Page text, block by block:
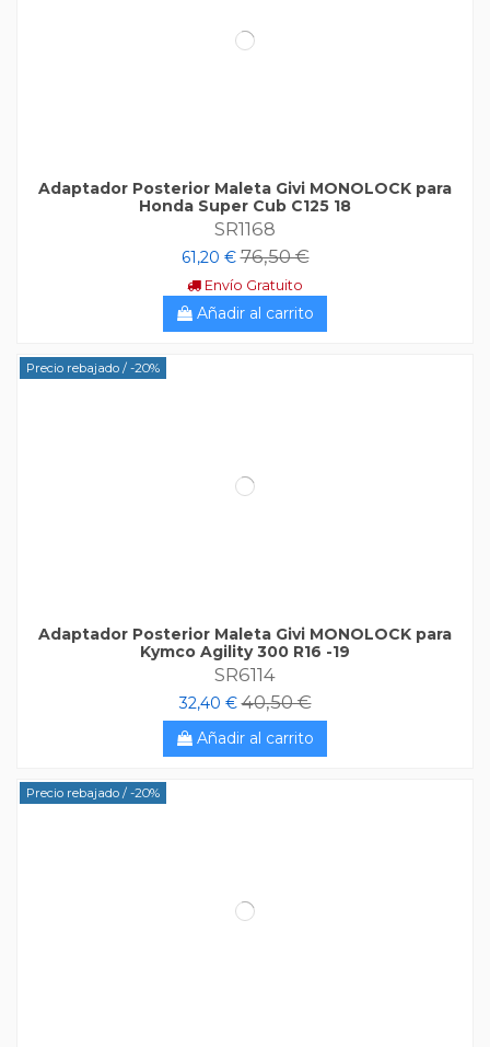
Adaptador Posterior Maleta Givi MONOLOCK para
Honda Super Cub C125 18
SR1168
61,20 € 76,50 €
Envío Gratuito
Añadir al carrito
Precio rebajado / -20%
Adaptador Posterior Maleta Givi MONOLOCK para
Kymco Agility 300 R16 -19
SR6114
32,40 € 40,50 €
Añadir al carrito
Precio rebajado / -20%